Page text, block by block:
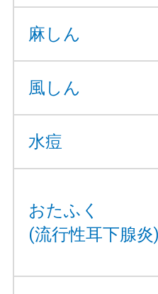
麻しん
風しん
水痘
おたふく
(流行性耳下腺炎)